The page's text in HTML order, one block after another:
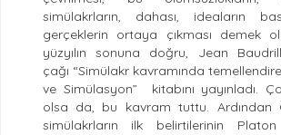
simülakrların, dahası, ideaların
gerçeklerin ortaya çıkması demek
yüzyılın sonuna doğru, Jean
çağı “Simülakr kavramında
ve Simülasyon” kitabını yayınladı.
olsa da, bu kavram tuttu. Ardından
simülakrların ilk belirtilerinin